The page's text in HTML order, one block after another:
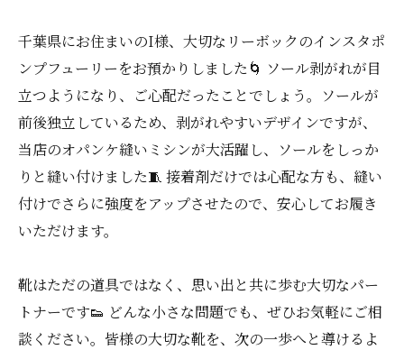
千葉県にお住まいのI様、大切なリーボックのインスタポ
ンプフューリーをお預かりしました🌀 ソール剥がれが目
立つようになり、ご心配だったことでしょう。ソールが
前後独立しているため、剥がれやすいデザインですが、
当店のオパンケ縫いミシンが大活躍し、ソールをしっか
りと縫い付けました🧵 接着剤だけでは心配な方も、縫い
付けでさらに強度をアップさせたので、安心してお履き
いただけます。
靴はただの道具ではなく、思い出と共に歩む大切なパー
トナーです👟 どんな小さな問題でも、ぜひお気軽にご相
談ください。皆様の大切な靴を、次の一歩へと導けるよ